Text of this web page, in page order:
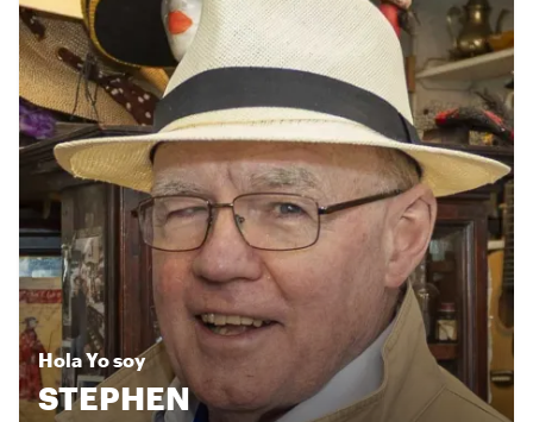
HolaYo soy
STEPHEN